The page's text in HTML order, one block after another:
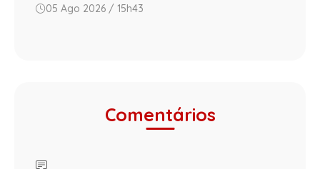
05 Ago 2026 / 15h43
Comentários